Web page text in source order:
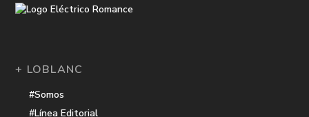
+ LOBLANC
#Somos
#Línea Editorial